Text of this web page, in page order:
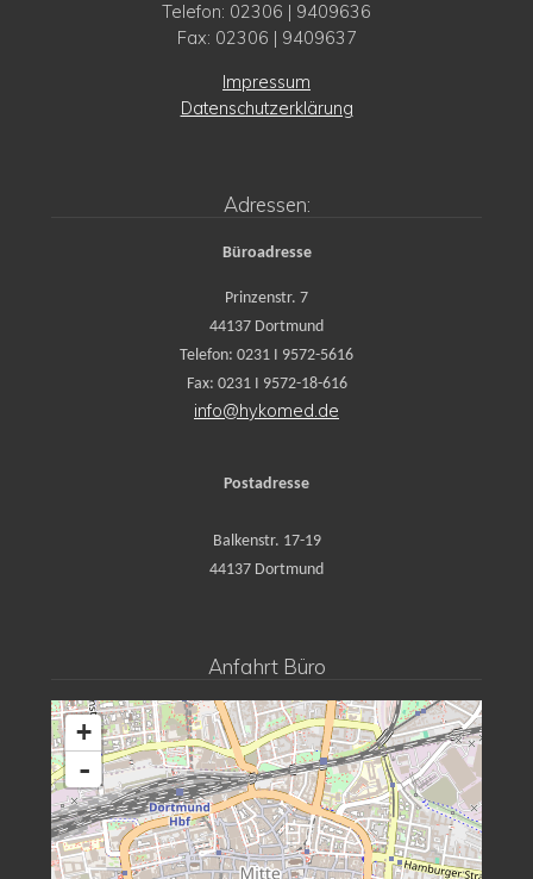
Telefon: 02306 | 9409636
Fax: 02306 | 9409637
Impressum
Datenschutzerklärung
Adressen:
Büroadresse
Prinzenstr. 7
44137 Dortmund
Telefon: 0231 I 9572-5616
Fax: 0231 I 9572-18-616
info@hykomed.de
Postadresse
Balkenstr. 17-19
44137 Dortmund
Anfahrt Büro
+
-